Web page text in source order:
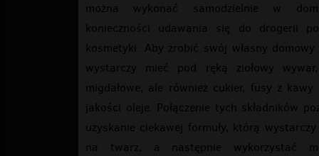
można wykonać samodzielnie w
konieczności udawania się do drogerii
kosmetyki. Aby zrobić swój własny domowy
wystarczy mieć pod ręką ziołowy
migdałowe, ale również cukier, fusy z
jakości oleje. Połączenie tych składników
uzyskanie ciekawej formuły, którą wystarczy
na twarz, a następnie wykorzystać